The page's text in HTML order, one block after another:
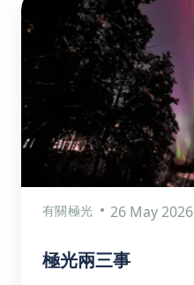
有關極光 26 May 2026
極光兩三事